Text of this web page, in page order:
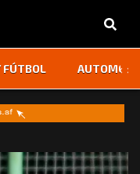
FÚTBOL ‹ ›